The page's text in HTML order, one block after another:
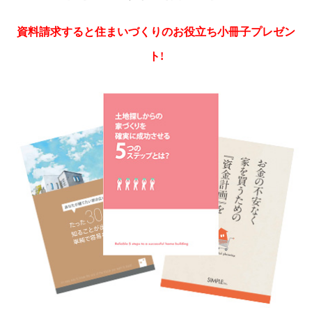
資料請求すると住まいづくりのお役立ち小冊子プレゼン
ト!